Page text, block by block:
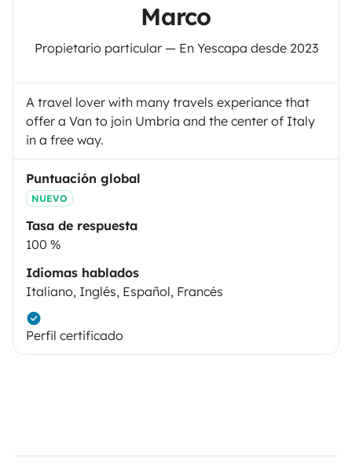
Marco
Propietario particular — En Yescapa desde 2023
A travel lover with many travels experiance that
offer a Van to join Umbria and the center of Italy
in a free way.
Puntuación global
NUEVO
Tasa de respuesta
100 %
Idiomas hablados
Italiano, Inglés, Español, Francés
Perfil certificado